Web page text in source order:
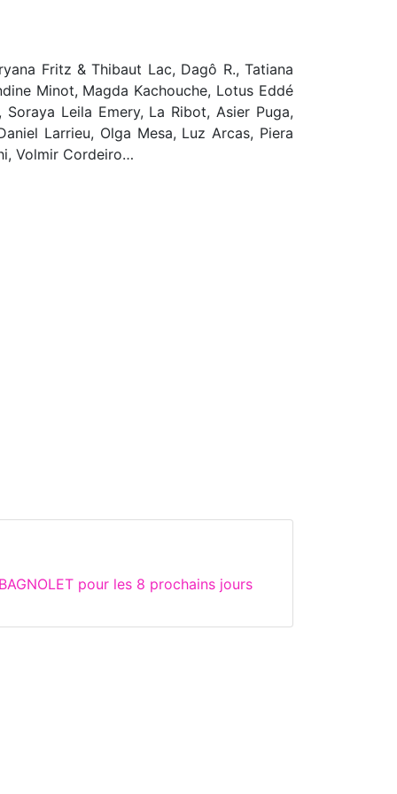
Fritz & Thibaut Lac, Dagô R., Tatiana
Minot, Magda Kachouche, Lotus Eddé
Leila Emery, La Ribot, Asier Puga,
Larrieu, Olga Mesa, Luz Arcas, Piera
Volmir Cordeiro…
pour les 8 prochains jours